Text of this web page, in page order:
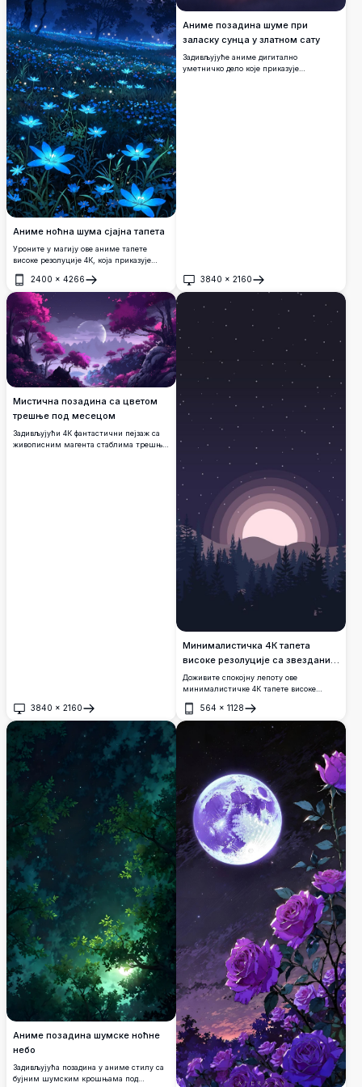
Аниме ноћна шума сјајна тапета
Уроните у магију ове аниме тапете
високе резолуције 4К, која приказује
плавим цветовима. Под звезданим
небом са блиставим пуним месецом,
сцена хвата мирну, мистичну атмосферу
савршену за љубитеље природе и
анимеа. Идеална за десктоп рачунаре,
телефоне или таблете, ово
висококвалитетно уметничко дело
доноси дашак чаролије на било који
екран.
2400 × 4266
Отвори
Аниме позадина шуме при
заласку сунца у златном сату
Задивљујуће аниме дигитално
уметничко дело које приказује
3840 × 2160
Отвори
Мистична позадина са цветом
трешње под месецом
Задивљујући 4К фантастични пејзаж са
живописним магента стаблима трешње
3840 × 2160
Отвори
Минималистичка 4К тапета
високе резолуције са звезданим
небом
Доживите спокојну лепоту ове
минималистичке 4К тапете високе
мирном силуетом шуме испод
живописног, сјајног месеца и неба пуног
доноси мирну атмосферу на ваш уређај.
Савршена за љубитеље природе, ова
ултра-детаљна тапета унапређује ваш
екран са задивљујућом јасноћом и
минималистичким дизајном.
564 × 1128
Отвори
Аниме позадина шумске ноћне
небо
Задивљујућа позадина у аниме стилу са
бујним шумским крошњама под